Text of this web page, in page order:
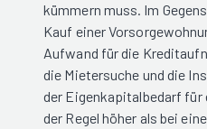
kümmern muss. Im
Kauf einer
Aufwand für die
die Mietersuche und die
der Eigenkapitalbedarf für
der Regel höher als bei